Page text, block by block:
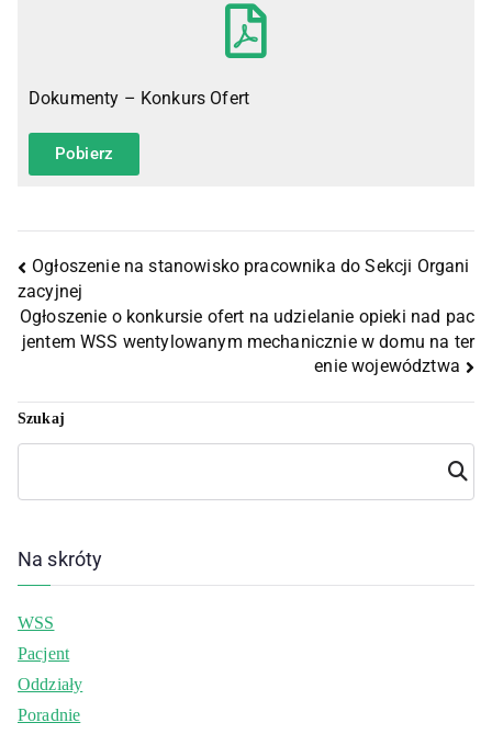
Dokumenty – Konkurs Ofert
Pobierz
Ogłoszenie na stanowisko pracownika do Sekcji Organi
zacyjnej
Ogłoszenie o konkursie ofert na udzielanie opieki nad pac
jentem WSS wentylowanym mechanicznie w domu na ter
enie województwa
Szukaj
Szuka
j
Na skróty
WSS
Pacjent
Oddziały
Poradnie